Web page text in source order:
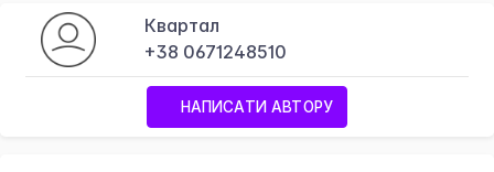
Квартал
+38 0671248510
НАПИСАТИ АВТОРУ